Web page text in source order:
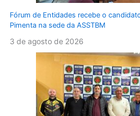
Fórum de Entidades recebe o
Pimenta na sede da ASSTBM
3 de agosto de 2026